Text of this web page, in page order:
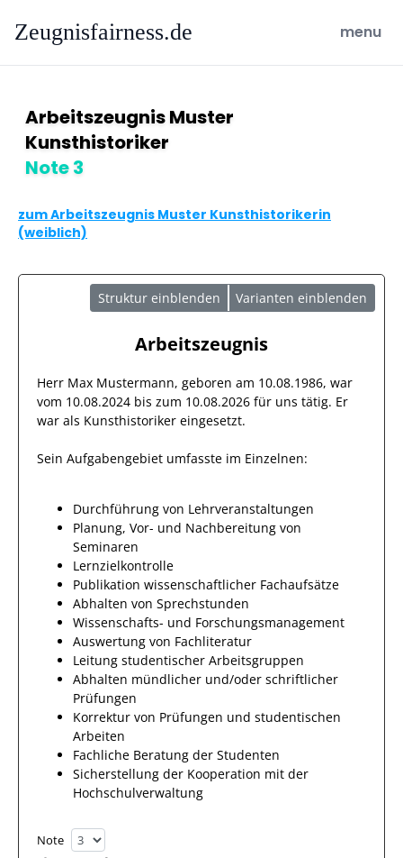
Zeugnisfairness.de open
menu
Arbeitszeugnis Muster
Kunsthistoriker
Note 3
zum Arbeitszeugnis Muster Kunsthistorikerin
(weiblich)
Struktur einblenden Varianten einblenden
Arbeitszeugnis
Herr Max Mustermann, geboren am 10.08.1986, war
vom 10.08.2024 bis zum 10.08.2026 für uns tätig. Er
war als Kunsthistoriker eingesetzt.
Sein Aufgabengebiet umfasste im Einzelnen:
Durchführung von Lehrveranstaltungen
Planung, Vor- und Nachbereitung von
Seminaren
Lernzielkontrolle
Publikation wissenschaftlicher Fachaufsätze
Abhalten von Sprechstunden
Wissenschafts- und Forschungsmanagement
Auswertung von Fachliteratur
Leitung studentischer Arbeitsgruppen
Abhalten mündlicher und/oder schriftlicher
Prüfungen
Korrektur von Prüfungen und studentischen
Arbeiten
Fachliche Beratung der Studenten
Sicherstellung der Kooperation mit der
Hochschulverwaltung
Note